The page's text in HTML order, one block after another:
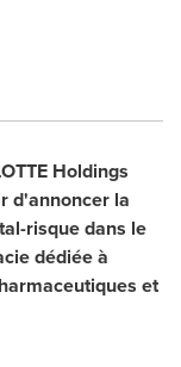
Holdings
d'annoncer la
risque dans le
dédiée à
et